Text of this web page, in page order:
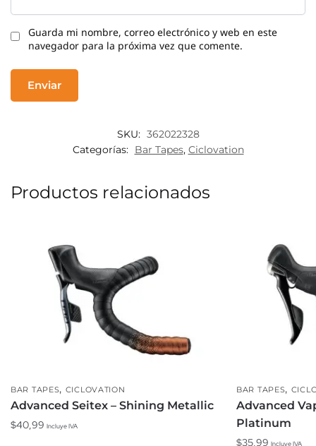
Guarda mi nombre, correo electrónico y web en este
navegador para la próxima vez que comente.
SKU: 362022328
Categorías: Bar Tapes, Ciclovation
Productos relacionados
BAR TAPES, CICLOVATION
Advanced Seitex – Shining Metallic
$40,99 Incluye IVA
BAR TAPES,
Advanced
Platinum
$35,99 Incluye IVA